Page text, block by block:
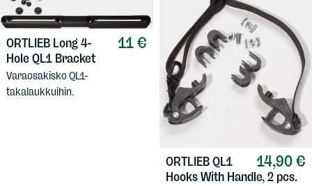
11 €
ORTLIEB Long 4-
Hole QL1 Bracket
Varaosakisko QL1-
takalaukkuihin.
14,90 €
ORTLIEBQL1
Hooks With Handle, 2 pcs.